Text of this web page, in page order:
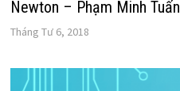
Newton – Phạm Minh Tuấn
Tháng Tư 6, 2018